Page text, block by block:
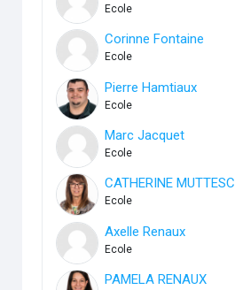
Ecole
Corinne Fontaine
Ecole
Pierre Hamtiaux
Ecole
Marc Jacquet
Ecole
CATHERINE
Ecole
Axelle Renaux
Ecole
PAMELA RENAUX